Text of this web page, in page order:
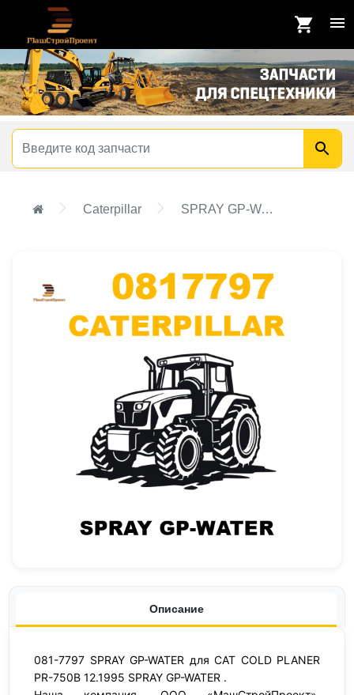
Caterpillar SPRAY GP-WATER
Описание
081-7797 SPRAY GP-WATER для CAT COLD PLANER
PR-750B 12.1995 SPRAY GP-WATER .